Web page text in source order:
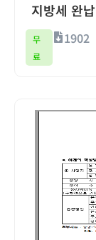
지방세 완
무
료
1902